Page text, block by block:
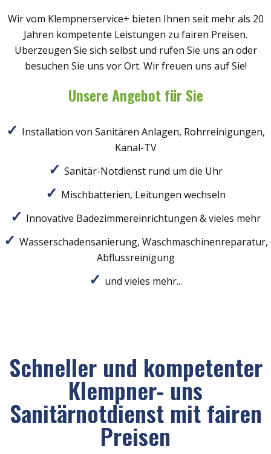
Wir vom Klempnerservice+ bieten Ihnen seit mehr als 20
Jahren kompetente Leistungen zu fairen Preisen.
Überzeugen Sie sich selbst und rufen Sie uns an oder
besuchen Sie uns vor Ort. Wir freuen uns auf Sie!
Unsere Angebot für Sie
Installation von Sanitären Anlagen, Rohrreinigungen,
Kanal-TV
Sanitär-Notdienst rund um die Uhr
Mischbatterien, Leitungen wechseln
Innovative Badezimmereinrichtungen & vieles mehr
Wasserschadensanierung, Waschmaschinenreparatur,
Abflussreinigung
und vieles mehr...
Schneller und kompetenter
Klempner- uns
Sanitärnotdienst mit fairen
Preisen